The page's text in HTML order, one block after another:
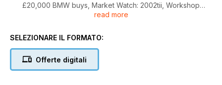
£20,000 BMW buys, Market Watch: 2002tii, Workshop
Wisdom: E87/ E90 diff rebuild, Trouble-Shooter: N42 engine,
plenty more...
read more
SELEZIONARE IL FORMATO:
Offerte digitali